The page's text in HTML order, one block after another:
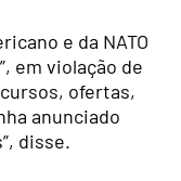
e da NATO
em violação de
ofertas,
anunciado
disse.